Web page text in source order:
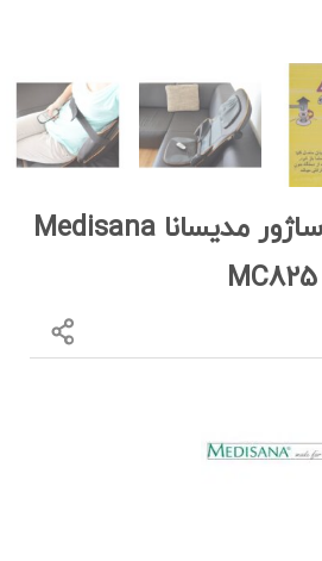
روکش صندلی ماساژور مدیسانا Medisana
MC825